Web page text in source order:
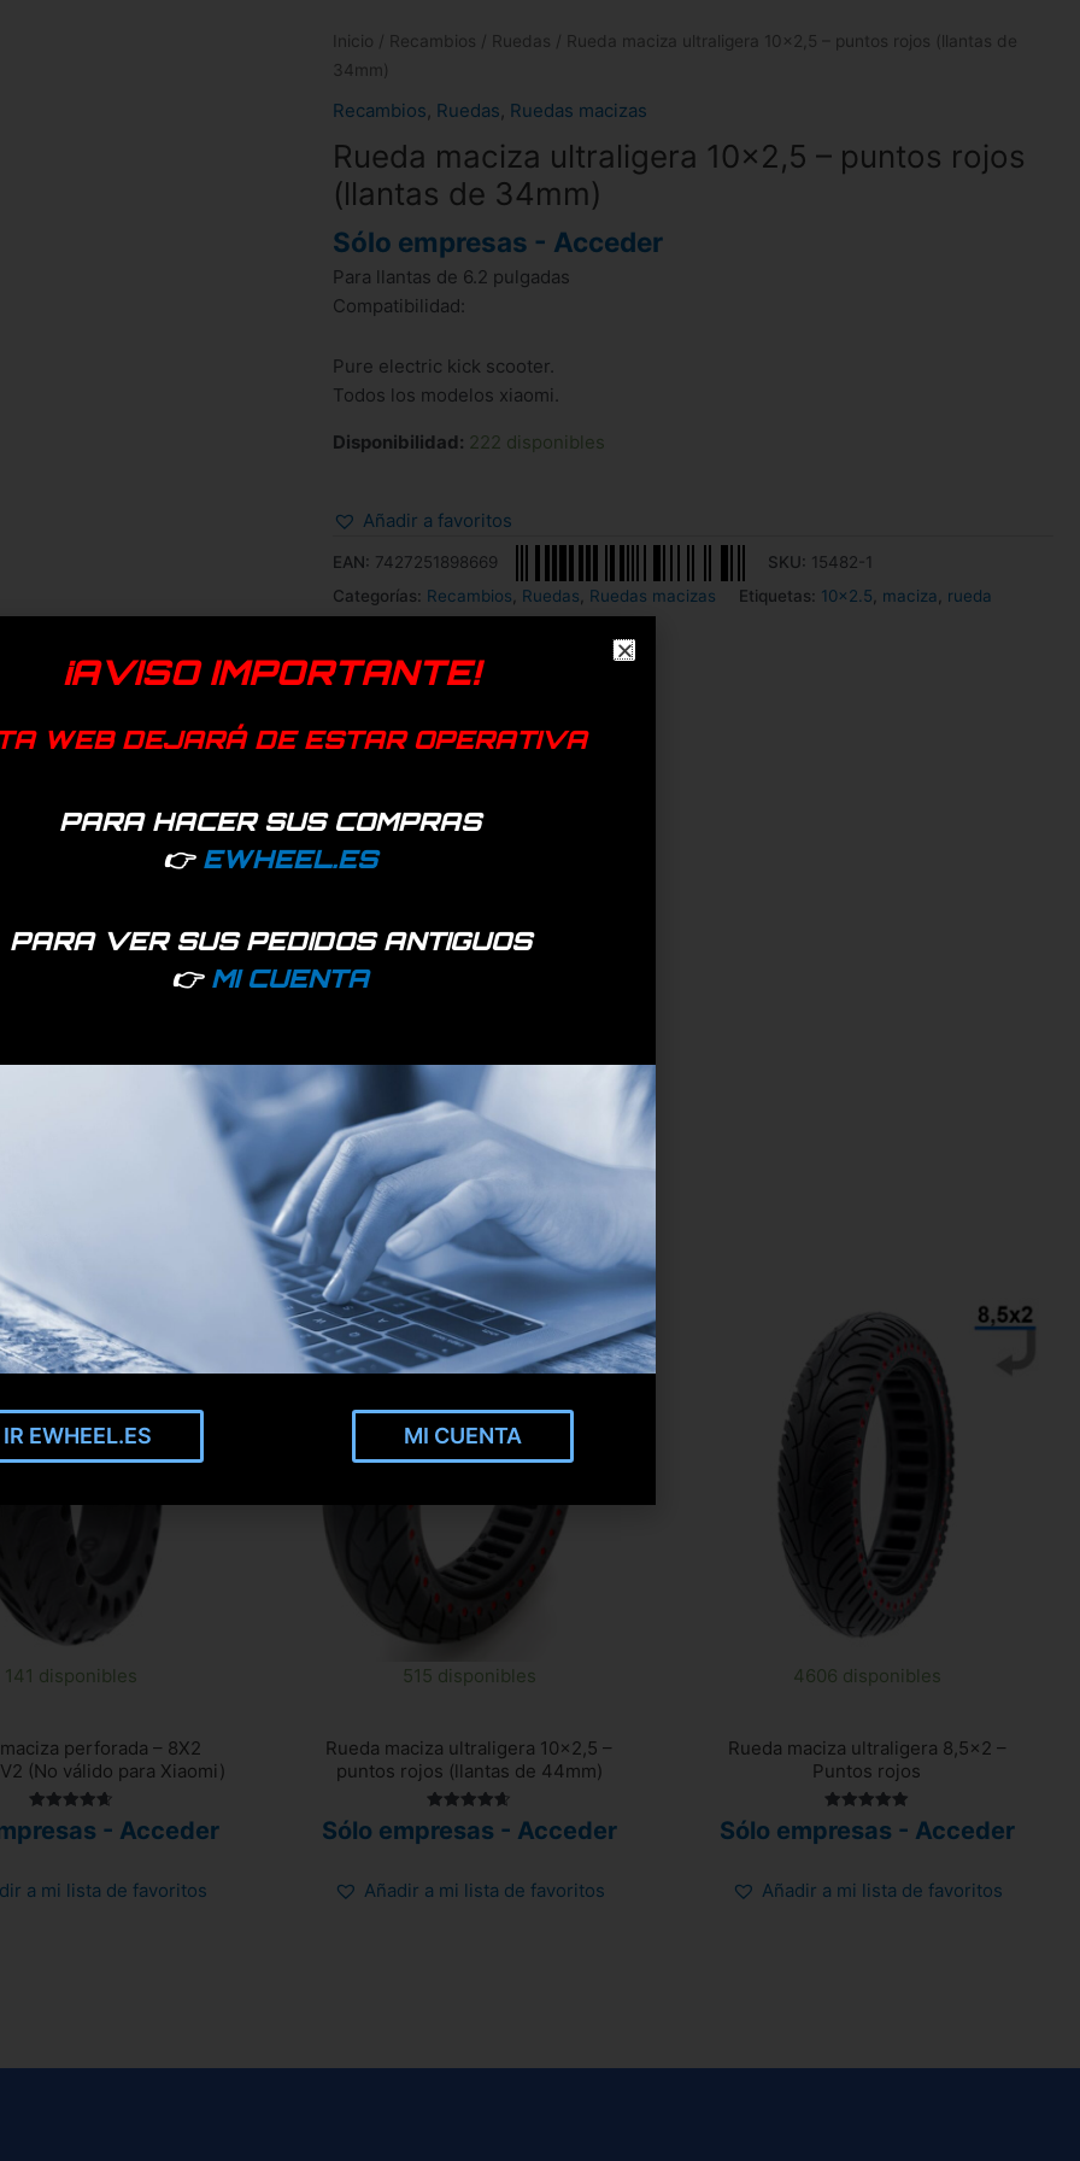
Inicio / Recambios / Ruedas / Rueda maciza ultraligera 10×2,5 – puntos rojos (llantas de
34mm)
Recambios, Ruedas, Ruedas macizas
Rueda maciza ultraligera 10×2,5 – puntos rojos
(llantas de 34mm)
Sólo empresas - Acceder
Para llantas de 6.2 pulgadas
Compatibilidad:
Pure electric kick scooter.
Todos los modelos xiaomi.
Disponibilidad: 222 disponibles
Añadir a favoritos
EAN: 7427251898669 SKU: 15482-1
Categorías: Recambios Ruedas Ruedas macizas Etiquetas: 10x2.5 maciza rueda
Genérica
141 disponibles
perforada – 8X2
(No válido para Xiaomi)
con
- Acceder
a mi lista de favoritos
515 disponibles
Rueda maciza ultraligera 10×2,5 –
puntos rojos (llantas de 44mm)
con
Sólo empresas - Acceder
Añadir a mi lista de favoritos
4606 disponibles
Rueda maciza ultraligera 8,5×2 –
Puntos rojos
con
Sólo empresas - Acceder
Añadir a mi lista de favoritos
¡AVISO IMPORTANTE!
WEB DEJARÁ DE ESTAR OPERATIVA
PARA HACER SUS COMPRAS
👉 EWHEEL.ES
PARA VER SUS PEDIDOS ANTIGUOS
👉 MI CUENTA
IR EWHEEL.ES MI CUENTA